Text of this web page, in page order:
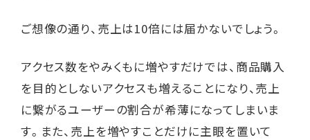
ご想像の通り、売上は10倍には届かないでしょう。
アクセス数をやみくもに増やすだけでは、商品購入
を目的としないアクセスも増えることになり、売上
に繋がるユーザーの割合が希薄になってしまいま
す。また、売上を増やすことだけに主眼を置いて